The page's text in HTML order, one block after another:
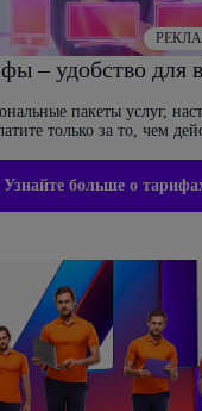
– удобство для
пакеты услуг,
только за то, чем
Узнайте больше о